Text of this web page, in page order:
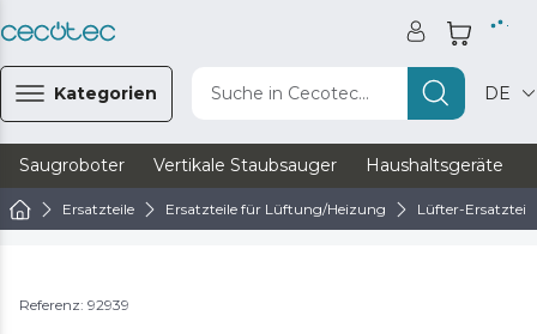
Kategorien Suche in Cecotec... DE
Saugroboter Vertikale Staubsauger Haushaltsgeräte
Ersatzteile Ersatzteile für Lüftung/Heizung Lüfter-Ersatzteile
Referenz: 92939